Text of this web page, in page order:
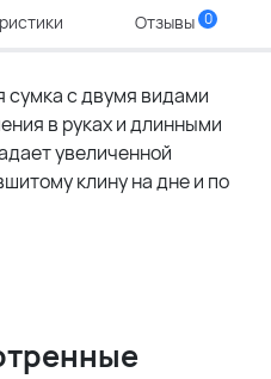
Отзывы 0
сумка с двумя видами
в руках и длинными
увеличенной
клину на дне и по